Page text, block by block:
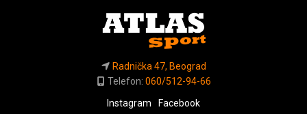
Radnička 47, Beograd
Telefon: 060/512-94-66
Instagram
Facebook